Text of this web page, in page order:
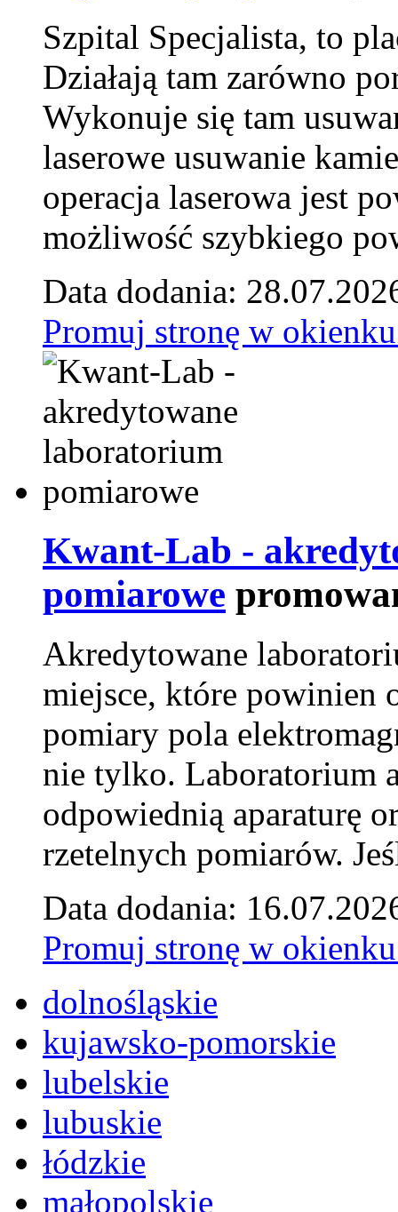
Szpital Specjalista, to
Działają tam zarówno
Wykonuje się tam
laserowe usuwanie
operacja laserowa jest
możliwość szybkiego
Data dodania:
Promuj stronę w
Kwant-Lab -
pomiarowe
Akredytowane
miejsce, które powinien
pomiary pola
nie tylko. Laboratorium
odpowiednią aparaturę
rzetelnych pomiarów.
Data dodania:
Promuj stronę w
dolnośląskie
kujawsko-pomorskie
lubelskie
lubuskie
łódzkie
małopolskie